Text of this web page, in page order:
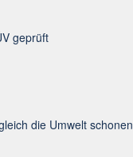
geprüft
die Umwelt schonen